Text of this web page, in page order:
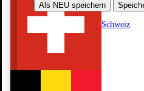
Als NEU speichern
Schweiz